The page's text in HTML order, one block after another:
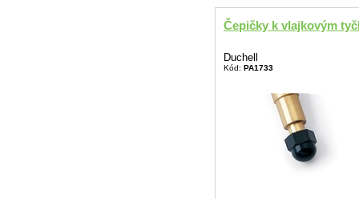
Čepičky k vlajkovým
Duchell
Kód: PA1733